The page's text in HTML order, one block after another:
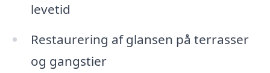
levetid
Restaurering af glansen på terrasser
og gangstier